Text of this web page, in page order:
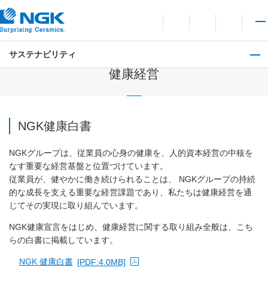
言語切り替えメニュー
サイト内検索を開
お問い合わせ
メイ
サステナビリティ
健康経営
NGK健康白書
NGKグループは、従業員の心身の健康を、人的資本経営の中核を
なす重要な経営基盤と位置づけています。
従業員が、健やかに働き続けられることは、 NGKグループの持続
的な成長を支える重要な経営課題であり、私たちは健康経営を通
じてその実現に取り組んでいます。
NGK健康宣言をはじめ、健康経営に関する取り組み全般は、こち
らの白書に掲載しています。
NGK 健康白書 [PDF:4.0MB]